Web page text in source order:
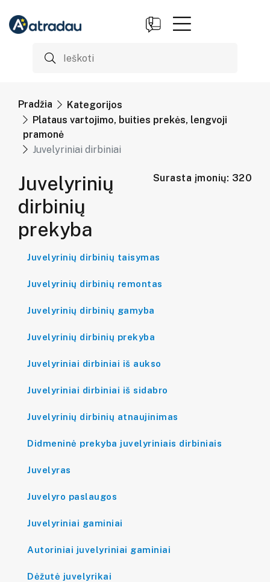
Pradžia
Kategorijos
Plataus vartojimo, buities prekės, lengvoji
pramonė
Juvelyriniai dirbiniai
Juvelyrinių
dirbinių
prekyba
Surasta įmonių: 320
Juvelyrinių dirbinių taisymas
Juvelyrinių dirbinių remontas
Juvelyrinių dirbinių gamyba
Juvelyrinių dirbinių prekyba
Juvelyriniai dirbiniai iš aukso
Juvelyriniai dirbiniai iš sidabro
Juvelyrinių dirbinių atnaujinimas
Didmeninė prekyba juvelyriniais dirbiniais
Juvelyras
Juvelyro paslaugos
Juvelyriniai gaminiai
Autoriniai juvelyriniai gaminiai
Dėžutė juvelyrikai